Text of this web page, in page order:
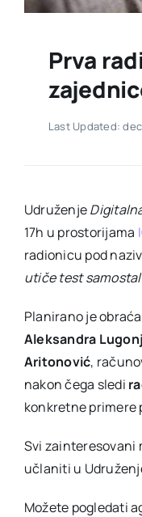
Prva
Last Updated:
Udruženje
17h u prostorijama
radionicu pod
utiče test
Planirano je
Aleksandra
Aritonović,
nakon čega sledi
konkretne
Svi zainteresovani
učlaniti u
Možete pogledati